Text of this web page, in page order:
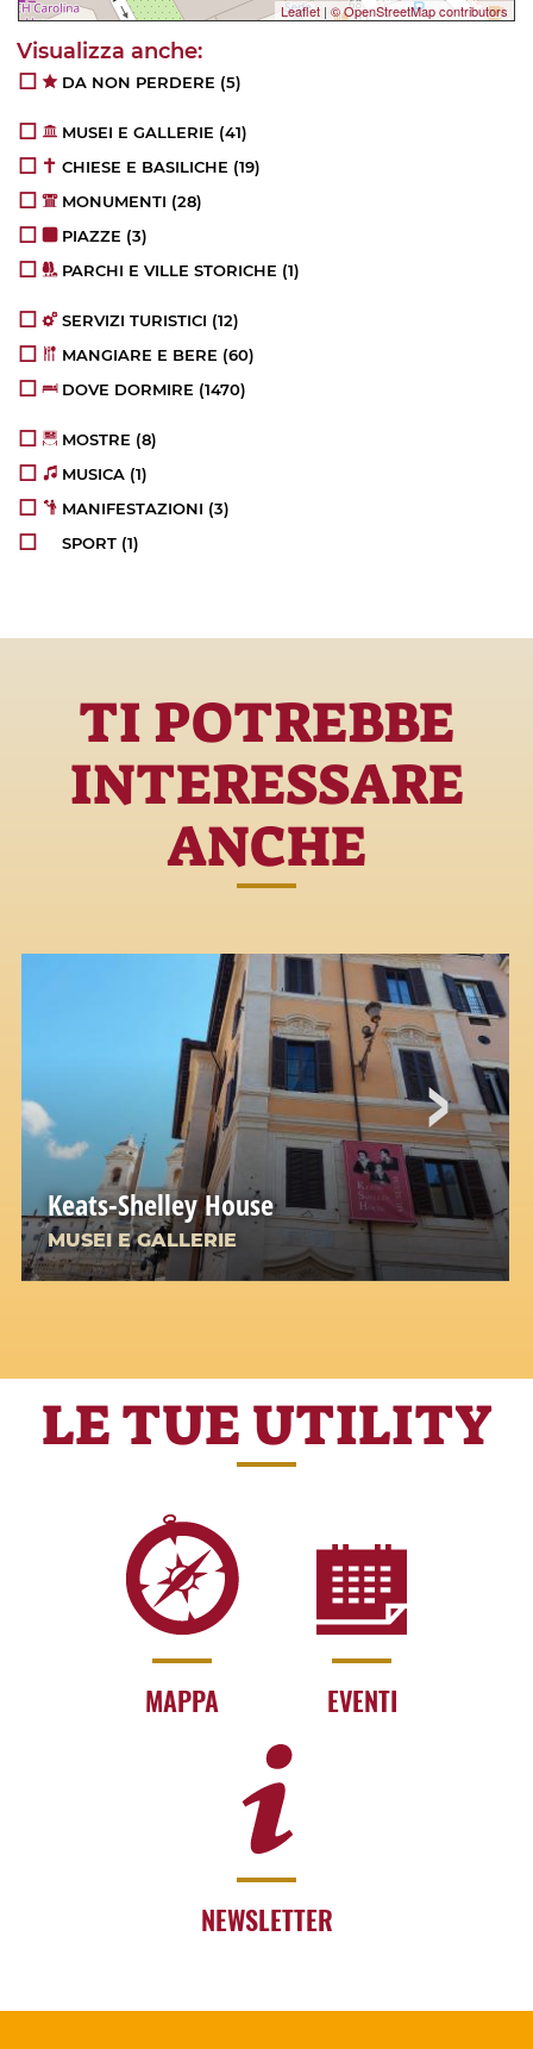
Leaflet | © OpenStreetMap contributors
DA NON PERDERE (5)
MUSEI E GALLERIE (41)
CHIESE E BASILICHE (19)
MONUMENTI (28)
PIAZZE (3)
PARCHI E VILLE STORICHE (1)
SERVIZI TURISTICI (12)
MANGIARE E BERE (60)
DOVE DORMIRE (1470)
MOSTRE (8)
MUSICA (1)
MANIFESTAZIONI (3)
SPORT (1)
TI POTREBBE
INTERESSARE
ANCHE
Keats-Shelley House
MUSEI E GALLERIE
LE TUE UTILITY
MAPPA EVENTI
NEWSLETTER